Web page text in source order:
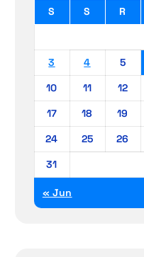
S S R
3
4 5
10
11 12
17
18 19
24
25 26
31
« Jun